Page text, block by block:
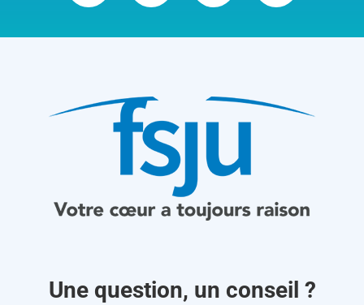
Une question, un conseil ?